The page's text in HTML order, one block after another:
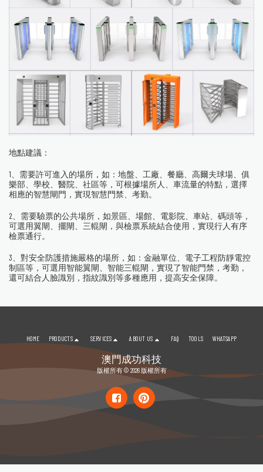
地點建議：
1、需要許可進入的場所，如：地盤、工廠、餐廳、高爾夫球場、俱
樂部、學校、醫院、社區等，可根據場所人、車流量的特點，選擇
相應的智慧閘門，實現智慧門禁、考勤。
2、需要驗票的公共場所，如景區、場館、電影院、車站、碼頭等，
可選用翼閘、擺閘、三輥閘，與檢票系統結合使用，實現行人有序
檢票通行。
3、對安全防護措施嚴格的場所，如：金融單位、電子工程防靜電控
制區等，可選用智能翼閘、智能三輥閘，實現了智能門禁，考勤，
還可結合人臉識別，指紋識別等多種應用，提高安全保障。
澳門成功科技
版權所有 © 2026 版權所有
HOME PRODUCTS SERVICES ABOUT US FAQ TOOLS WHATSAPP